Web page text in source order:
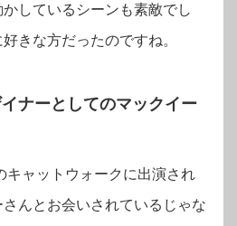
しているシーンも素敵でし
きな方だったのですね。
ナーとしてのマックイー
キャットウォークに出演され
んとお会いされているじゃな